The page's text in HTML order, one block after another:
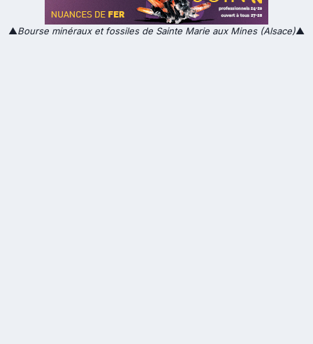
▲Bourse minéraux et fossiles de Sainte Marie aux Mines (Alsace)▲